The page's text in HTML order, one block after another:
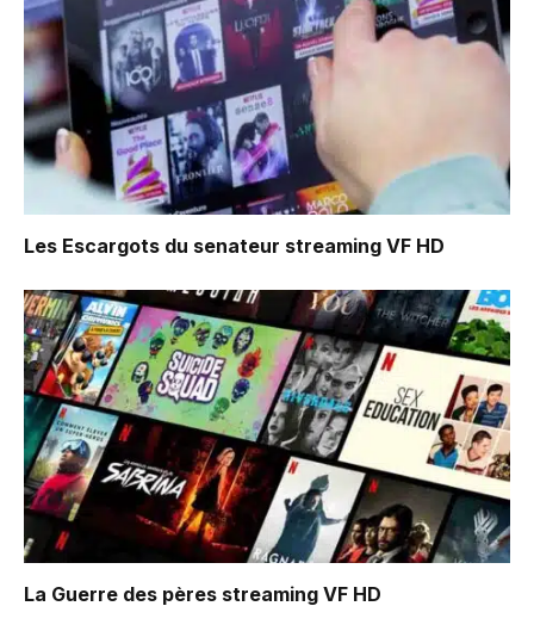
Les Escargots du senateur streaming VF HD
La Guerre des pères streaming VF HD